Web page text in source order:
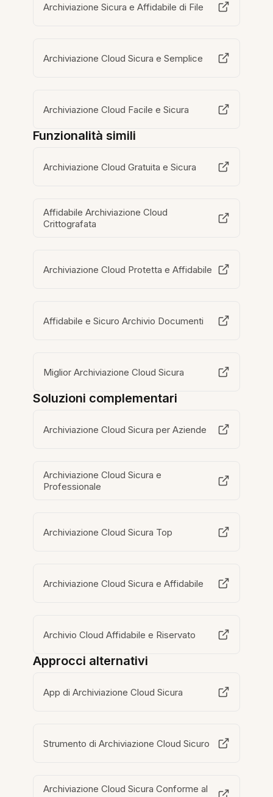
Archiviazione Sicura e Affidabile di File
Archiviazione Cloud Sicura e Semplice
Archiviazione Cloud Facile e Sicura
Funzionalità simili
Archiviazione Cloud Gratuita e Sicura
Affidabile Archiviazione Cloud
Crittografata
Archiviazione Cloud Protetta e Affidabile
Affidabile e Sicuro Archivio Documenti
Miglior Archiviazione Cloud Sicura
Soluzioni complementari
Archiviazione Cloud Sicura per Aziende
Archiviazione Cloud Sicura e
Professionale
Archiviazione Cloud Sicura Top
Archiviazione Cloud Sicura e Affidabile
Archivio Cloud Affidabile e Riservato
Approcci alternativi
App di Archiviazione Cloud Sicura
Strumento di Archiviazione Cloud Sicuro
Archiviazione Cloud Sicura Conforme al